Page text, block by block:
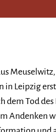
Meuselwitz,
in Leipzig
dem Tod
Andenken